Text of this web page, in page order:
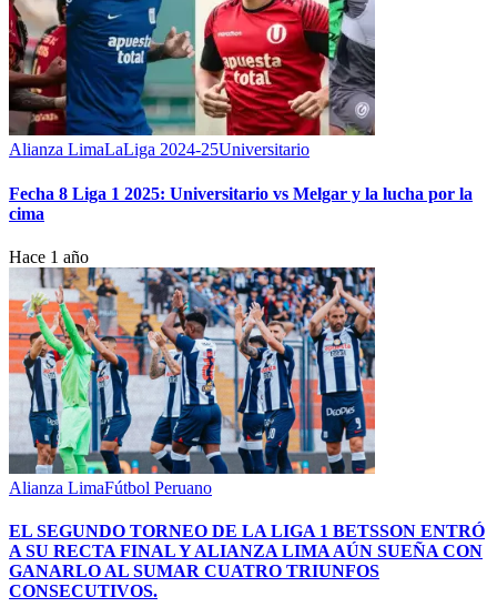
Alianza LimaLaLiga 2024-25Universitario
Fecha 8 Liga 1 2025: Universitario vs Melgar y la lucha por la
cima
Hace 1 año
Alianza LimaFútbol Peruano
EL SEGUNDO TORNEO DE LA LIGA 1 BETSSON ENTRÓ
A SU RECTA FINAL Y ALIANZA LIMA AÚN SUEÑA CON
GANARLO AL SUMAR CUATRO TRIUNFOS
CONSECUTIVOS.